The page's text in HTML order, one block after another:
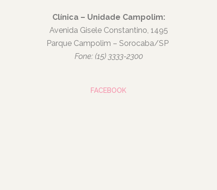
Clínica – Unidade Campolim:
Avenida Gisele Constantino, 1495
Parque Campolim – Sorocaba/SP
Fone: (15) 3333-2300
FACEBOOK